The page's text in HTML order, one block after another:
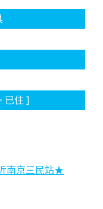
已住 ]
南京三民站★